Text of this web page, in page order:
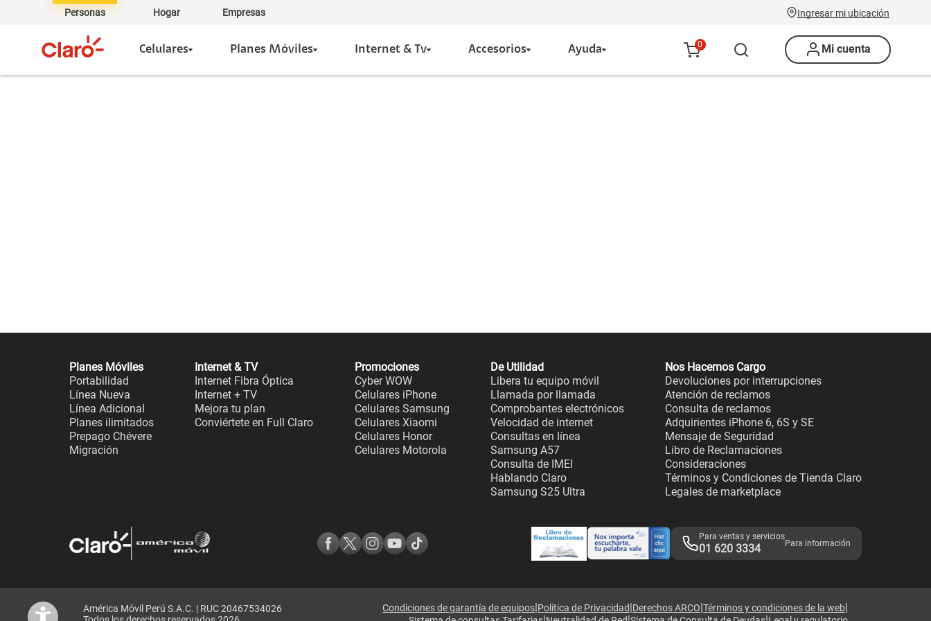
Personas Hogar Empresas Ingresar mi ubicación
Celulares Planes Móviles Internet & Tv Accesorios Ayuda 0 Mi cuenta
Planes Móviles
Portabilidad
Línea Nueva
Línea Adicional
Planes ilimitados
Prepago Chévere
Migración
Internet & TV
Internet Fibra Óptica
Internet + TV
Mejora tu plan
Conviértete en Full Claro
Promociones
Cyber WOW
Celulares iPhone
Celulares Samsung
Celulares Xiaomi
Celulares Honor
Celulares Motorola
De Utilidad
Libera tu equipo móvil
Llamada por llamada
Comprobantes electrónicos
Velocidad de internet
Consultas en línea
Samsung A57
Consulta de IMEI
Hablando Claro
Samsung S25 Ultra
Nos Hacemos Cargo
Devoluciones por interrupciones
Atención de reclamos
Consulta de reclamos
Adquirientes iPhone 6, 6S y SE
Mensaje de Seguridad
Libro de Reclamaciones
Consideraciones
Términos y Condiciones de Tienda Claro
Legales de marketplace
Para ventas y servicios
01 620 3334 Para información
América Móvil Perú S.A.C. | RUC 20467534026
Condiciones de garantía de equipos|Política de Privacidad|Derechos ARCO|Términos y condiciones de la web|